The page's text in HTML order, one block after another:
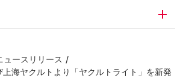
ュースリリース /
海ヤクルトより「ヤクルトライト」を新発